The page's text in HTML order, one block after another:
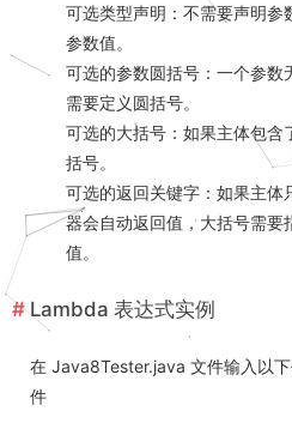
可选类型声明：不需要声明参
参数值。
可选的参数圆括号：一个参数
需要定义圆括号。
可选的大括号：如果主体包含
括号。
可选的返回关键字：如果主体
器会自动返回值，大括号需要
值。
Lambda 表达式实例
在 Java8Tester.java 文件输入以
件